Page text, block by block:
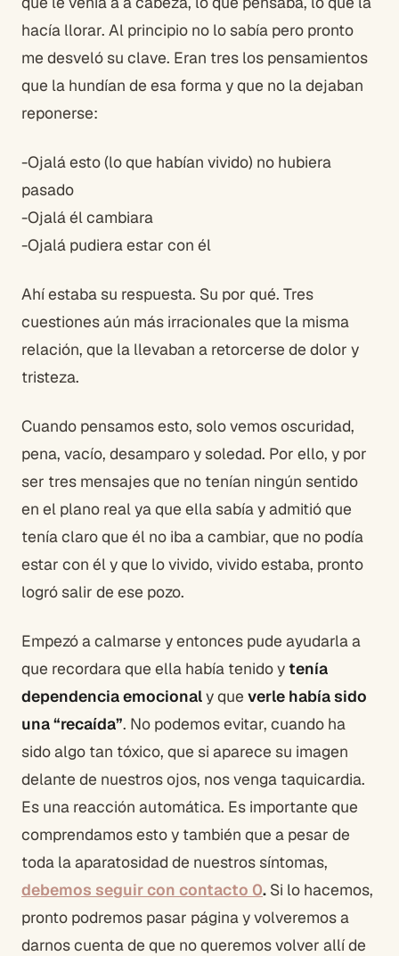
hacía llorar. Al principio no lo sabía pero pronto
me desveló su clave. Eran tres los pensamientos
que la hundían de esa forma y que no la dejaban
reponerse:
-Ojalá esto (lo que habían vivido) no hubiera
pasado
-Ojalá él cambiara
-Ojalá pudiera estar con él
Ahí estaba su respuesta. Su por qué. Tres
cuestiones aún más irracionales que la misma
relación, que la llevaban a retorcerse de dolor y
tristeza.
Cuando pensamos esto, solo vemos oscuridad,
pena, vacío, desamparo y soledad. Por ello, y por
ser tres mensajes que no tenían ningún sentido
en el plano real ya que ella sabía y admitió que
tenía claro que él no iba a cambiar, que no podía
estar con él y que lo vivido, vivido estaba, pronto
logró salir de ese pozo.
Empezó a calmarse y entonces pude ayudarla a
que recordara que ella había tenido ytenía
dependencia emocionaly que verle había sido
una “recaída”. No podemos evitar, cuando ha
sido algo tan tóxico, que si aparece su imagen
delante de nuestros ojos, nos venga taquicardia.
Es una reacción automática. Es importante que
comprendamos esto y también que a pesar de
toda la aparatosidad de nuestros síntomas,
debemos seguir con contacto 0. Si lo hacemos,
pronto podremos pasar página y volveremos a
darnos cuenta de que no queremos volver allí de